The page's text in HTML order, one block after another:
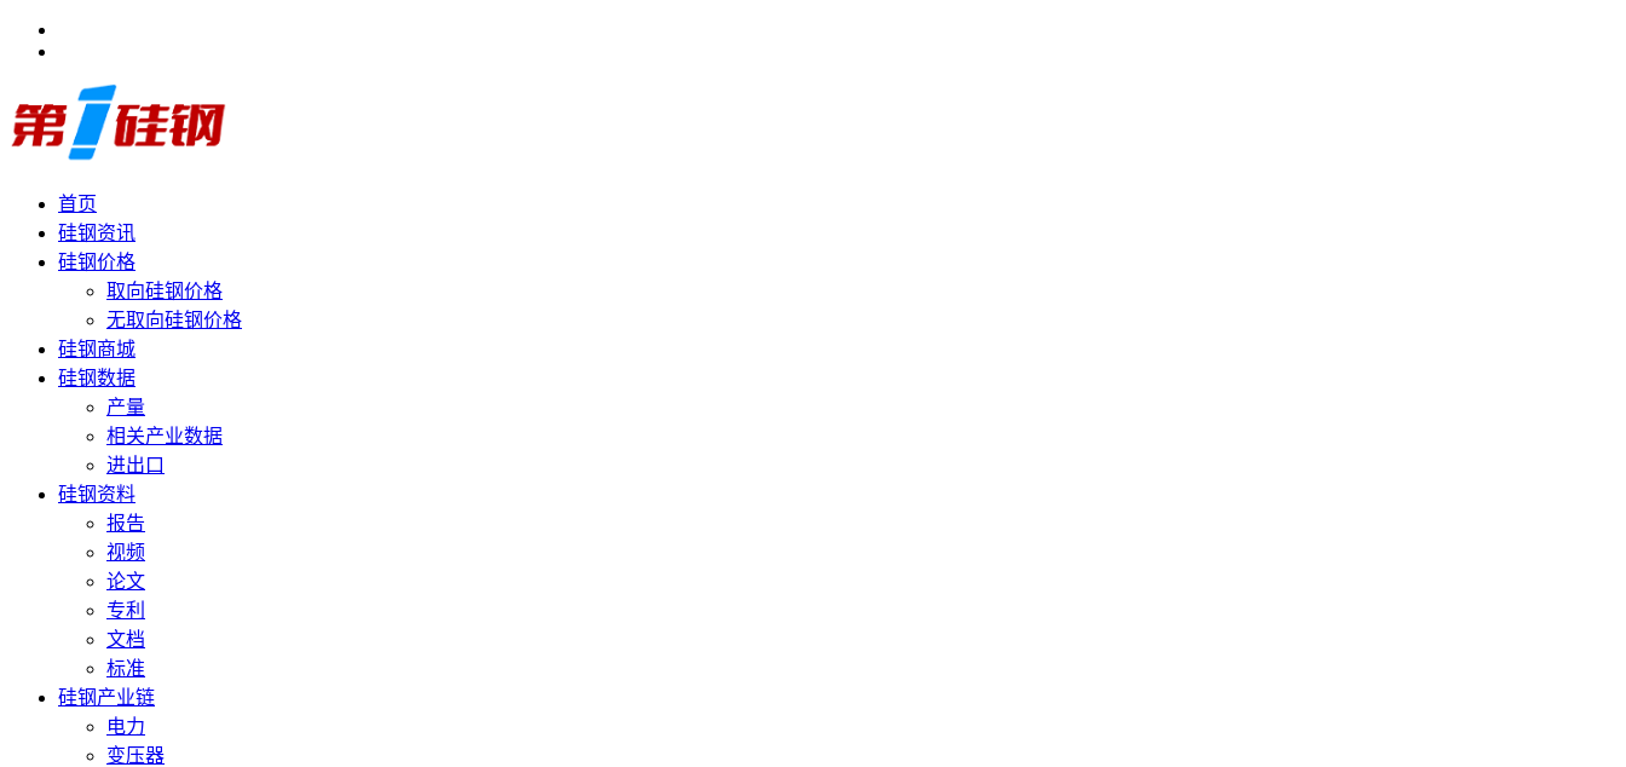
首页
硅钢资讯
硅钢价格
取向硅钢价格
无取向硅钢价格
硅钢商城
硅钢数据
产量
相关产业数据
进出口
硅钢资料
报告
视频
论文
专利
文档
标准
硅钢产业链
电力
变压器